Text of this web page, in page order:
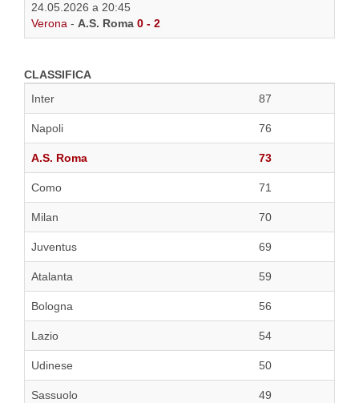
24.05.2026 a 20:45
Verona - A.S. Roma 0 - 2
CLASSIFICA
Inter
87
Napoli 76
A.S. Roma 73
Como 71
Milan 70
Juventus 69
Atalanta 59
Bologna 56
Lazio 54
Udinese 50
Sassuolo 49